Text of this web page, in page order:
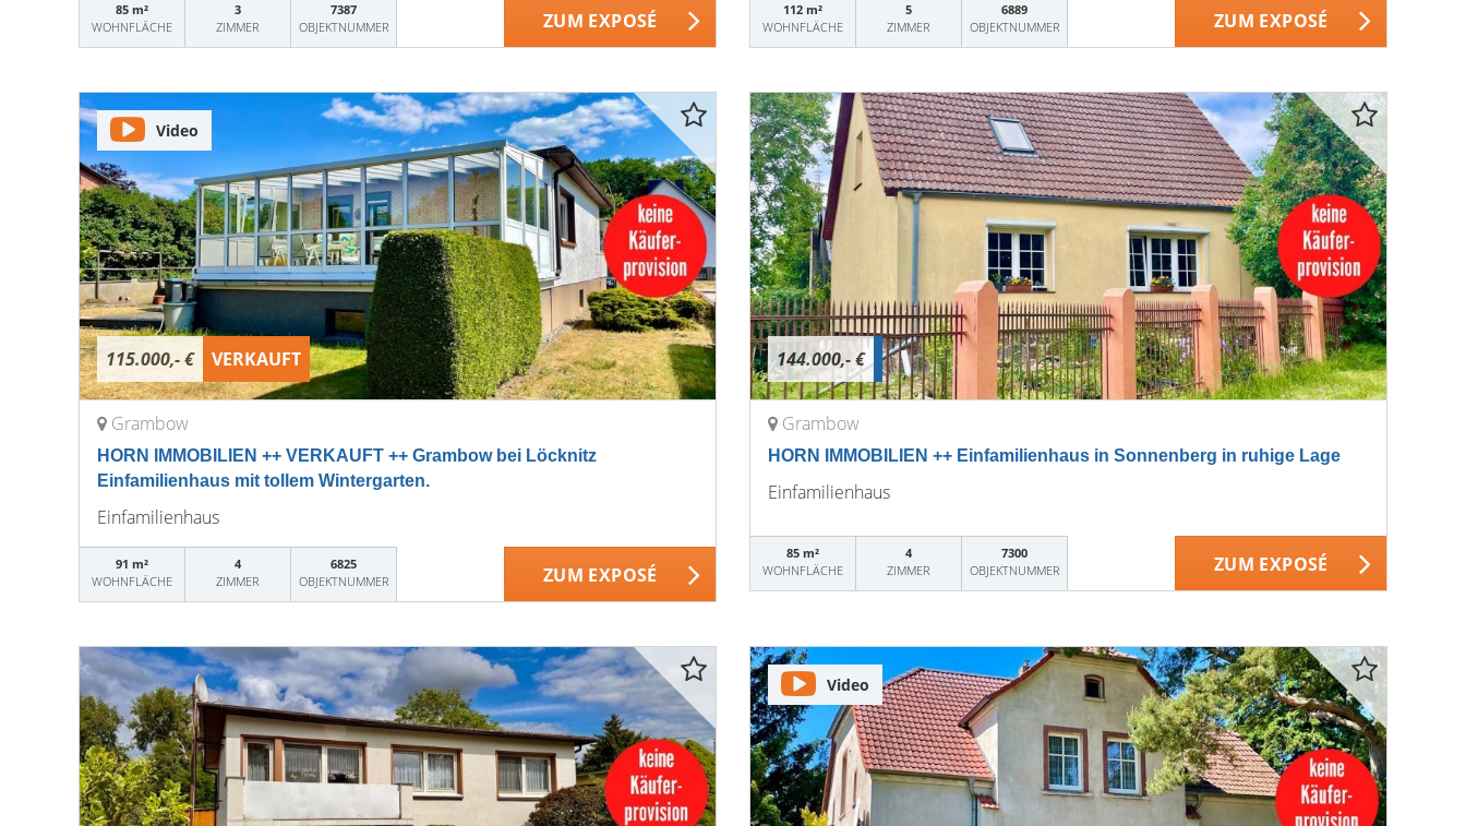
85 m²
WOHNFLÄCHE
3
ZIMMER
7387
OBJEKTNUMMER
ZUM EXPOSÉ
112 m²
WOHNFLÄCHE
5
ZIMMER
6889
OBJEKTNUMMER
ZUM EXPOSÉ
115.000,- € VERKAUFT
Video
Grambow
HORN IMMOBILIEN ++ VERKAUFT ++ Grambow bei Löcknitz
Einfamilienhaus mit tollem Wintergarten.
Einfamilienhaus
91 m²
WOHNFLÄCHE
4
ZIMMER
6825
OBJEKTNUMMER
ZUM EXPOSÉ
144.000,- €
Grambow
HORN IMMOBILIEN ++ Einfamilienhaus in Sonnenberg in ruhige Lage
Einfamilienhaus
85 m²
WOHNFLÄCHE
4
ZIMMER
7300
OBJEKTNUMMER
ZUM EXPOSÉ
Video